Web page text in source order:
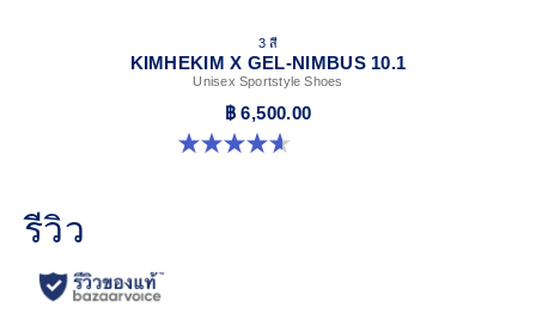
3 สี
KIMHEKIM X GEL-NIMBUS 10.1
Unisex Sportstyle Shoes
฿ 6,500.00
4.6 จาก 5 ดาว 15 รีวิว